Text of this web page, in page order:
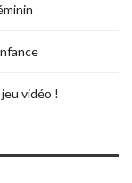
vidéo !